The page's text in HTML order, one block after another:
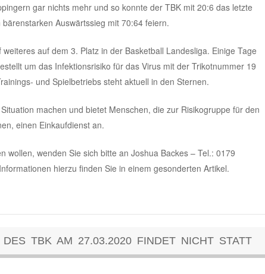
gar nichts mehr und so konnte der TBK mit 20:6 das letzte
Auswärtssieg mit 70:64 feiern.
auf dem 3. Platz in der Basketball Landesliga. Einige Tage
um das Infektionsrisiko für das Virus mit der Trikotnummer 19
und Spielbetriebs steht aktuell in den Sternen.
machen und bietet Menschen, die zur Risikogruppe für den
einen Einkaufdienst an.
wollen, wenden Sie sich bitte an Joshua Backes – Tel.: 0179
hierzu finden Sie in einem gesonderten Artikel.
DES TBK AM 27.03.2020 FINDET NICHT STATT